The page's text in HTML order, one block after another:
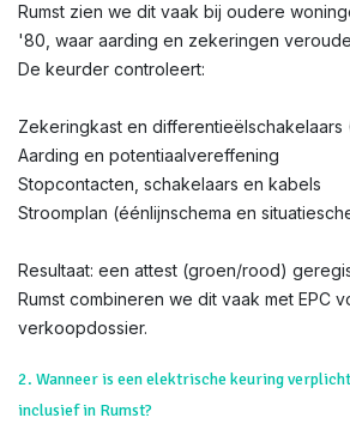
Rumst zien we dit vaak bij oudere
'80, waar aarding en zekeringen
De keurder controleert:
Zekeringkast en differentieëlschakelaars
Aarding en potentiaalvereffening
Stopcontacten, schakelaars en kabels
Stroomplan (éénlijnschema en
Resultaat: een attest (groen/rood)
Rumst combineren we dit vaak met EPC
verkoopdossier.
2. Wanneer is een elektrische keuring
inclusief in Rumst?